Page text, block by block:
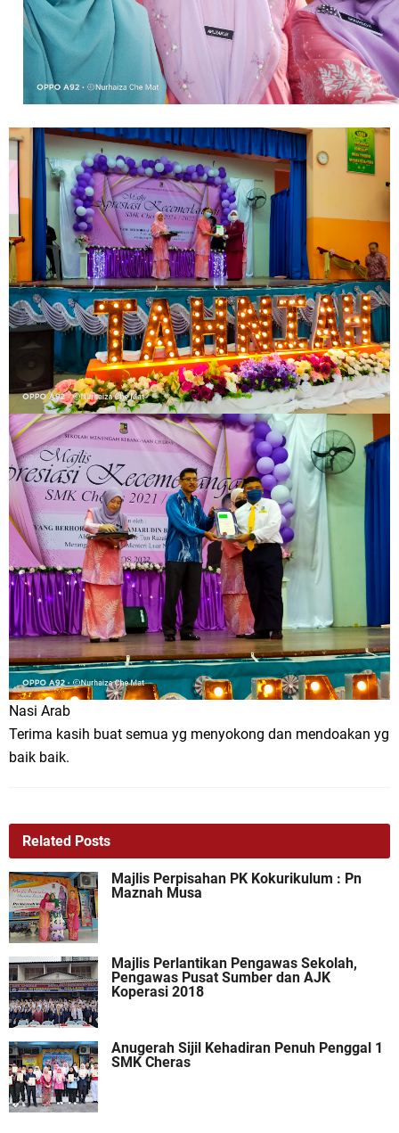
Nasi Arab
Terima kasih buat semua yg menyokong dan mendoakan yg
baik baik.
Related Posts
Majlis Perpisahan PK Kokurikulum : Pn
Maznah Musa
Majlis Perlantikan Pengawas Sekolah,
Pengawas Pusat Sumber dan AJK
Koperasi 2018
Anugerah Sijil Kehadiran Penuh Penggal 1
SMK Cheras